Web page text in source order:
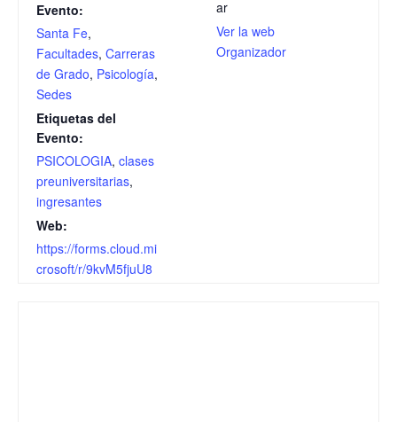
Evento:
Santa Fe,
Facultades, Carreras
de Grado, Psicología,
Sedes
Etiquetas del
Evento:
PSICOLOGIA, clases
preuniversitarias,
ingresantes
Web:
https://forms.cloud.mi
crosoft/r/9kvM5fjuU8
ar
Ver la web
Organizador